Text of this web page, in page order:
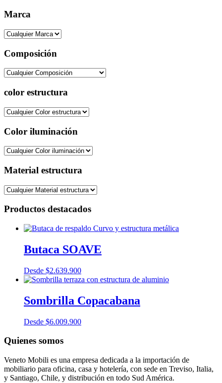
Marca
Composición
color estructura
Color iluminación
Material estructura
Productos destacados
Butaca SOAVE
Desde $2.639.900
Sombrilla Copacabana
Desde $6.009.900
Quienes somos
Veneto Mobili es una empresa dedicada a la importación de
mobiliario para oficina, casa y hotelería, con sede en Treviso, Italia,
y Santiago, Chile, y distribución en todo Sud América.